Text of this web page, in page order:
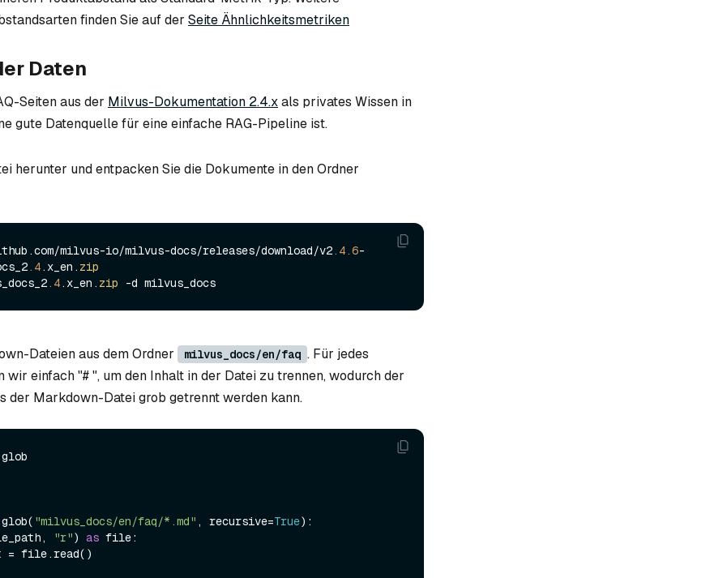
finden Sie auf der Seite Ähnlichkeitsmetriken
Daten
Seiten aus der Milvus-Dokumentation 2.4.xals privates Wissen in
gute Datenquelle für eine einfache RAG-Pipeline ist.
herunter und entpacken Sie die Dokumente in den Ordner
milvus-io/milvus-docs/releases/download/v2.4.6-
.4.x_en. zip
.4.x_en. zip
Dateien aus dem Ordner milvus_docs/en/faq . Für jedes
wir einfach "# ", um den Inhalt in der Datei zu trennen, wodurch der
der Markdown-Datei grob getrennt werden kann.
glob
glob( "milvus_docs/en/faq/*.md" , recursive=True):
"r") as file: